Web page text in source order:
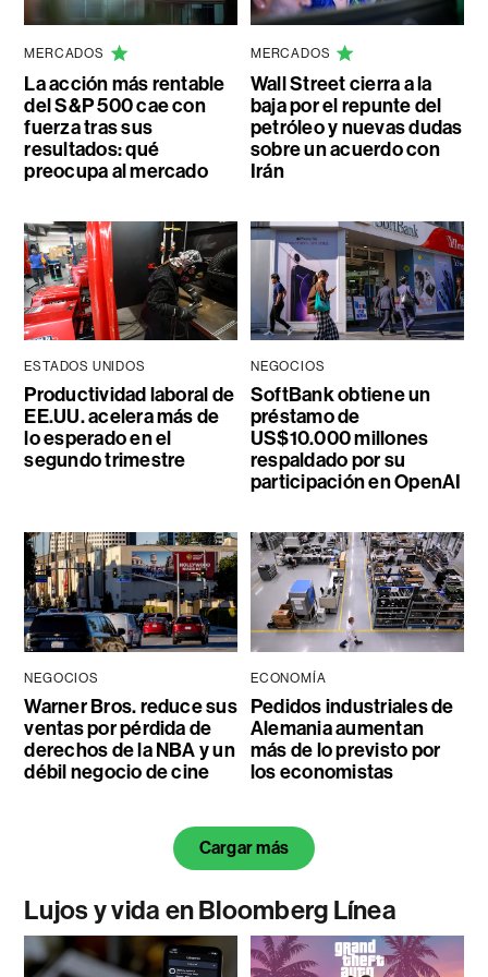
MERCADOS
La acción más rentable
del S&P 500 cae con
fuerza tras sus
resultados: qué
preocupa al mercado
MERCADOS
Wall Street cierra a la
baja por el repunte del
petróleo y nuevas dudas
sobre un acuerdo con
Irán
ESTADOS UNIDOS
Productividad laboral de
EE.UU. acelera más de
lo esperado en el
segundo trimestre
NEGOCIOS
SoftBank obtiene un
préstamo de
US$10.000 millones
respaldado por su
participación en OpenAI
NEGOCIOS
Warner Bros. reduce sus
ventas por pérdida de
derechos de la NBA y un
débil negocio de cine
ECONOMÍA
Pedidos industriales de
Alemania aumentan
más de lo previsto por
los economistas
Cargar más
Lujos y vida en Bloomberg Línea